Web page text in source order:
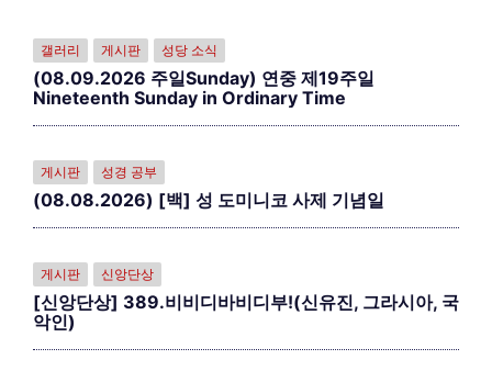
갤러리 게시판 성당 소식
(08.09.2026 주일Sunday) 연중 제19주일
Nineteenth Sunday in Ordinary Time
게시판 성경 공부
(08.08.2026) [백] 성 도미니코 사제 기념일
게시판 신앙단상
[신앙단상] 389.비비디바비디부!(신유진, 그라시아, 국
악인)